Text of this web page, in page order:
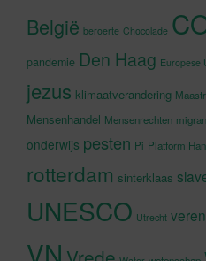
België beroerte Chocolade
pandemie Den Haag Europese
jezus klimaatverandering
Mensenhandel Mensenrechten
onderwijs pesten Pi Platform
rotterdam sinterklaas
UNESCO Utrecht
VN